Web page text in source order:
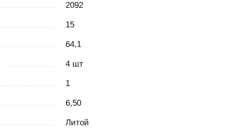
2092
15
64,1
4 шт
1
6,50
Литой